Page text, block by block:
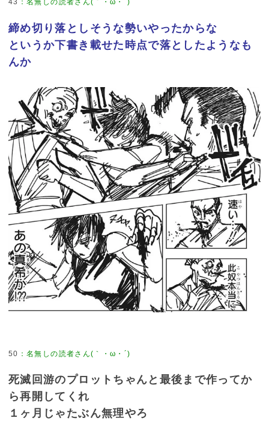
43 ：名無しの読者さん(｀・ω・´)
締め切り落としそうな勢いやったからな
というか下書き載せた時点で落としたようなも
んか
50 ：名無しの読者さん(｀・ω・´)
死滅回游のプロットちゃんと最後まで作ってか
ら再開してくれ
１ヶ月じゃたぶん無理やろ